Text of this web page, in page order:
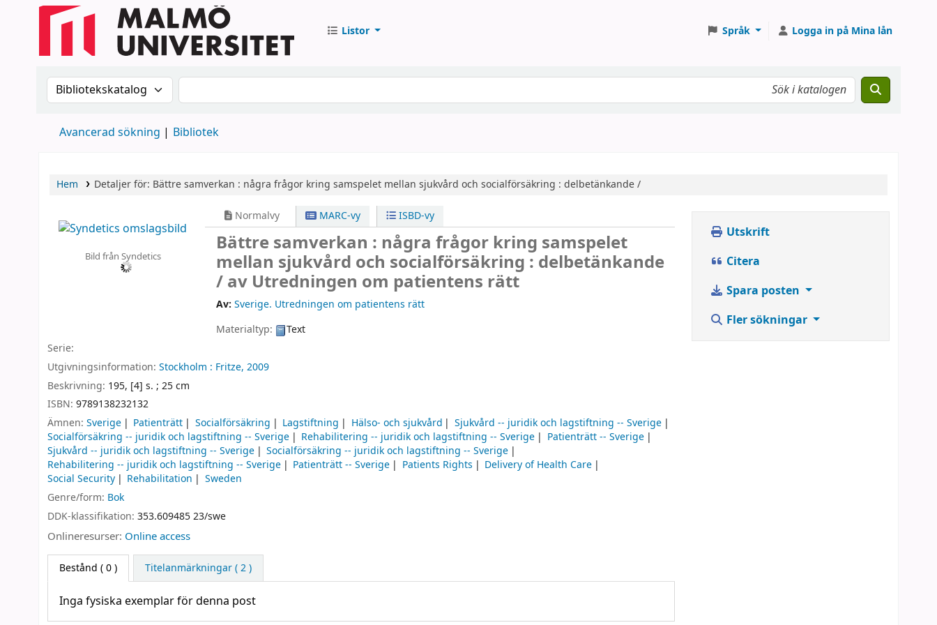
Listor Språk Logga in på Mina lån
Sök i katalogen efter:Sök i katalogen
Avancerad sökning Bibliotek
Hem Detaljer för: Bättre samverkan : några frågor kring samspelet mellan sjukvård och socialförsäkring : delbetänkande /
Bild från Syndetics
Normalvy MARC-vy ISBD-vy
Bättre samverkan : några frågor kring samspelet
mellan sjukvård och socialförsäkring : delbetänkande
/av Utredningen om patientens rätt
Av: Sverige. Utredningen om patientens rätt
Materialtyp:
Text
Serie:
Utgivningsinformation: Stockholm : Fritze, 2009
Beskrivning: 195, [4] s. ; 25 cm
ISBN: 9789138232132
Ämnen: Sverige Patienträtt Socialförsäkring Lagstiftning Hälso- och sjukvård
Sjukvård -- juridik och lagstiftning -- Sverige
Socialförsäkring -- juridik och lagstiftning -- Sverige
Rehabilitering -- juridik och lagstiftning -- Sverige
Patienträtt -- Sverige
Sjukvård -- juridik och lagstiftning -- Sverige
Socialförsäkring -- juridik och lagstiftning -- Sverige
Rehabilitering -- juridik och lagstiftning -- Sverige
Patienträtt -- Sverige Patients Rights
Delivery of Health Care
Social Security
Rehabilitation
Sweden
Genre/form: Bok
DDK-klassifikation: 353.609485 23/swe
Onlineresurser: Online access
Bestånd ( 0 ) Titelanmärkningar ( 2 )
Inga fysiska exemplar för denna post
Utskrift
Citera
Spara posten
Fler sökningar